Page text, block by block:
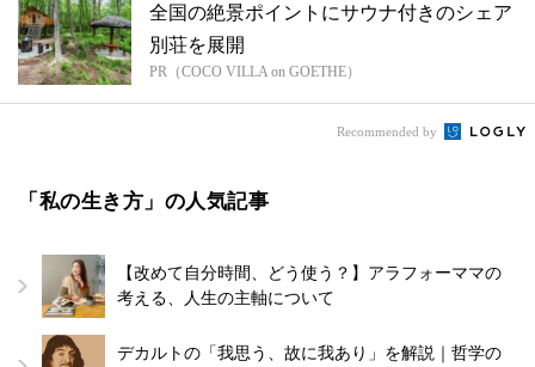
全国の絶景ポイントにサウナ付きのシェア
別荘を展開
PR（COCO VILLA on GOETHE）
Recommended by
「私の生き方」の人気記事
【改めて自分時間、どう使う？】アラフォーママの
考える、人生の主軸について
デカルトの「我思う、故に我あり」を解説｜哲学の